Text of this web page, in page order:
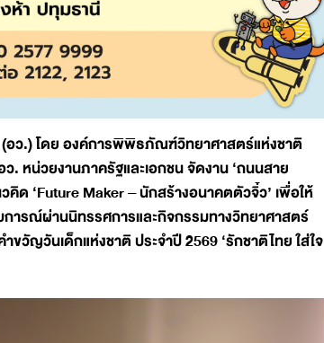
อว.) โดย องค์การพิพิธภัณฑ์วิทยาศาสตร์แห่งชาติ
หน่วยงานภาครัฐและเอกชน จัดงาน ‘ถนนสาย
ด ‘Future Maker – นักสร้างอนาคตตัวจิ๋ว’ เพื่อให้
การณ์ผ่านนิทรรศการและกิจกรรมทางวิทยาศาสตร์
วัญวันเด็กแห่งชาติ ประจำปี 2569 ‘รักชาติไทย ใส่ใจ